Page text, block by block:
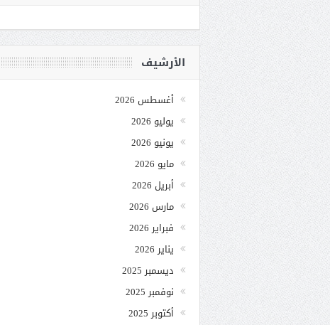
الأرشيف
أغسطس 2026
يوليو 2026
يونيو 2026
مايو 2026
أبريل 2026
مارس 2026
فبراير 2026
يناير 2026
ديسمبر 2025
نوفمبر 2025
أكتوبر 2025